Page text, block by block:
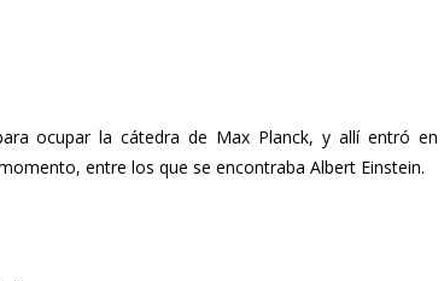
ocupar la cátedra de Max Planck, y allí entró en
entre los que se encontraba Albert Einstein.